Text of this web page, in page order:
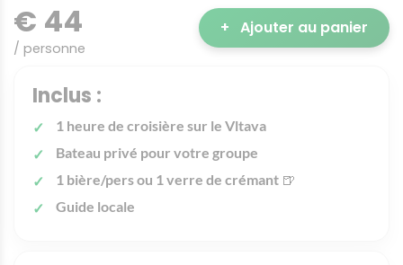
€ 44
/ personne
+ Ajouter au panier
Inclus :
1 heure de croisière sur le Vltava
Bateau privé pour votre groupe
1 bière/persou 1 verre de crémant 🍺
Guide locale